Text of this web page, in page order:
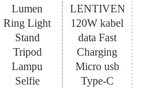
Lumen
Ring Light
Stand
Tripod
Lampu
Selfie
LENTIVEN
120W kabel
data Fast
Charging
Micro usb
Type-C